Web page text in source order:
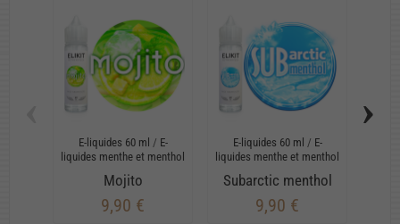
E-liquides 60 ml / E-
liquides menthe et menthol
Mojito
9,90 €
E-liquides 60 ml / E-
liquides menthe et menthol
Subarctic menthol
9,90 €
›